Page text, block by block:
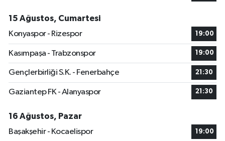
15 Ağustos, Cumartesi
Konyaspor - Rizespor
19:00
Kasımpaşa - Trabzonspor 19:00
Gençlerbirliği S.K. - Fenerbahçe 21:30
Gaziantep FK - Alanyaspor 21:30
16 Ağustos, Pazar
Başakşehir - Kocaelispor
19:00